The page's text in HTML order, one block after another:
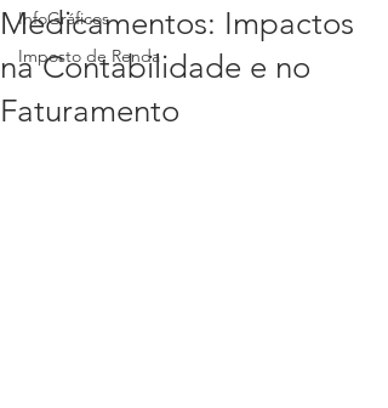
InfoGráficos
Imposto de Renda
Medicamentos: Impactos
na Contabilidade e no
Faturamento